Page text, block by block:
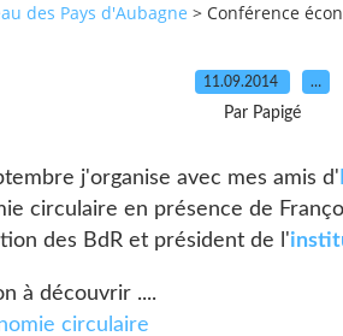
des Pays d'Aubagne > Conférence
11.09.2014 …
Par Papigé
j'organise avec mes amis d'
circulaire en présence de
des BdR et président de l'
à découvrir ....